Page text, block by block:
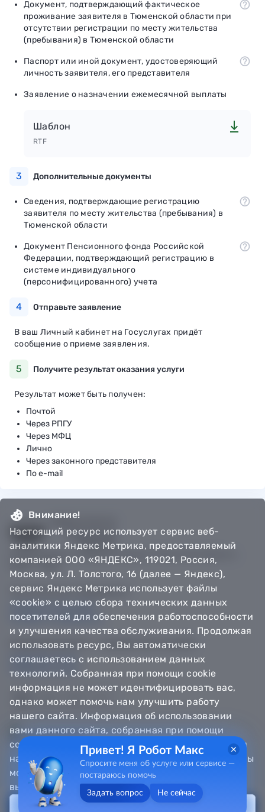
Документ, подтверждающий фактическое
проживание заявителя в Тюменской области при
отсутствии регистрации по месту жительства
(пребывания) в Тюменской области
Паспорт или иной документ, удостоверяющий
личность заявителя, его представителя
Заявление о назначении ежемесячной выплаты
Шаблон
RTF
3 Дополнительные документы
Сведения, подтверждающие регистрацию
заявителя по месту жительства (пребывания) в
Тюменской области
Документ Пенсионного фонда Российской
Федерации, подтверждающий регистрацию в
системе индивидуального
(персонифицированного) учета
4 Отправьте заявление
В ваш Личный кабинет на Госуслугах придёт
сообщение о приеме заявления.
5 Получите результат оказания услуги
Результат может быть получен:
Почтой
Через РПГУ
Через МФЦ
Лично
Через законного представителя
По e-mail
© Департамент информатизации Тюменской области,
2018 — 2026
Техническая поддержка
Сообщить об ошибке
Направить обращение
Информационно - справочная служба
8 800 100-12-90
8 3452 56-63-30
Внимание!
Настоящий ресурс использует сервис веб-
аналитики Яндекс Метрика, предоставляемый
компанией ООО «ЯНДЕКС», 119021, Россия,
Москва, ул. Л. Толстого, 16 (далее — Яндекс),
сервис Яндекс Метрика использует файлы
«cookie» с целью сбора технических данных
посетителей для обеспечения работоспособности
и улучшения качества обслуживания. Продолжая
использовать ресурс, Вы автоматически
соглашаетесь с использованием данных
технологий. Собранная при помощи cookie
информация не может идентифицировать вас,
однако может помочь нам улучшить работу
нашего сайта. Информация об использовании
вами данного сайта, собранная при помощи
cookie, будет передаваться Яндексу и храниться
на сервере Яндекса в Российской Федерации. Вы
можете отказаться от использования «cookie»,
выбрав соответствующие настройки в браузере.
Привет! Я Робот Макс
Спросите меня об услуге или сервисе —
постараюсь помочь
Задать вопрос Не сейчас